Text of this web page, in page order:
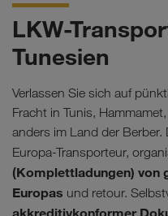
LKW-
Tunesien
Verlassen Sie sich auf
Fracht in Tunis,
anders im Land der Berber.
Europa-Transporteur,
(Komplettladungen) von
Europas und retour.
akkreditivkonformer